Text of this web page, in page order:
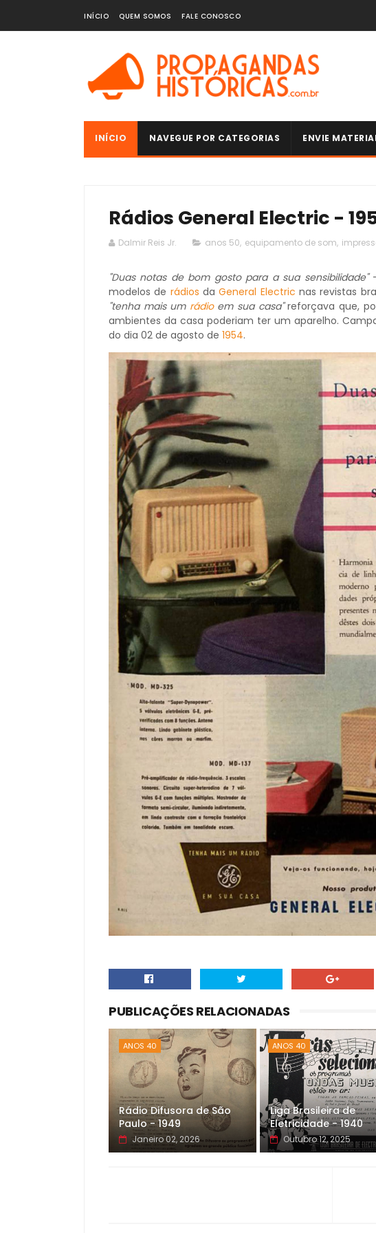
INÍCIO QUEM SOMOS FALE CONOSCO
INÍCIO NAVEGUE POR CATEGORIAS ENVIE
Rádios General Electric -
Dalmir Reis Jr. anos 50, equipamento de som,
"Duas notas de bom gosto para a sua sensibilidade"-
modelos de rádios daGeneral Electric nas revistas
"tenha mais um rádioem sua casa"reforçava que,
ambientes da casa poderiam ter um aparelho.
do dia 02 de agosto de 1954.
PUBLICAÇÕES RELACIONADAS
ANOS 40
Rádio Difusora de São
Paulo - 1949
Janeiro 02, 2026
ANOS 40
Liga Brasileira de
Eletricidade - 1940
Outubro 12, 2025